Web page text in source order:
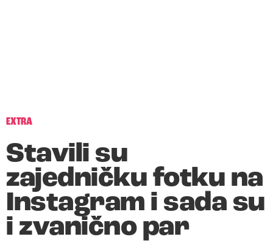
EXTRA
Stavili su
zajedničku fotku na
Instagram i sada su
i zvanično par